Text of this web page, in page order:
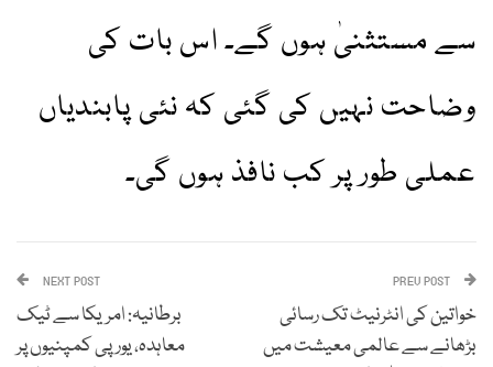
سے مستثنیٰ ہوں گے۔ اس بات کی
وضاحت نہیں کی گئی کہ نئی پابندیاں
عملی طور پر کب نافذ ہوں گی۔
خواتین کی انٹرنیٹ تک رسائی
بڑھانے سے عالمی معیشت میں
NEXT POST
برطانیہ: امریکا سے ٹیک
معاہدہ، یورپی کمپنیوں پر